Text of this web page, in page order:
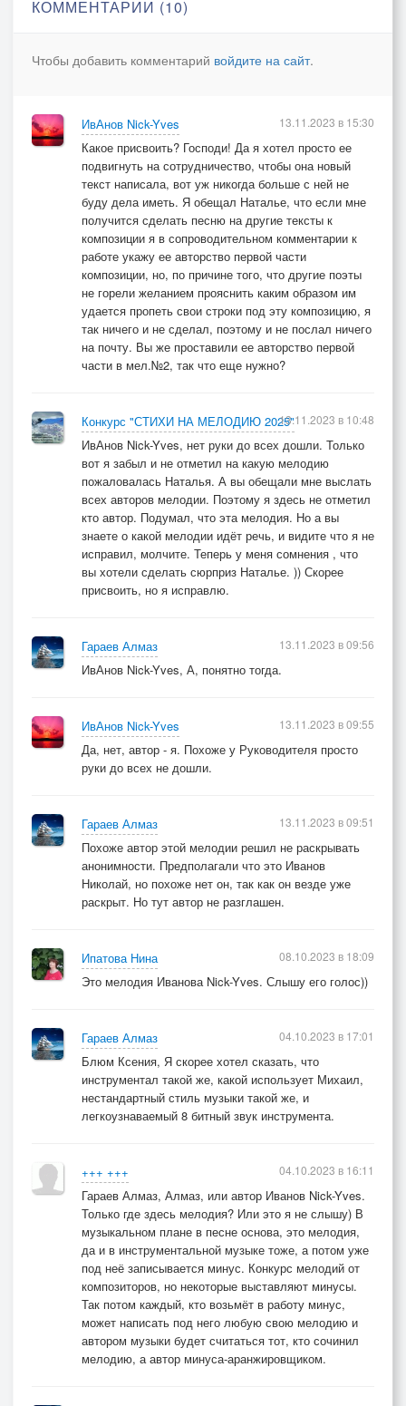
КОММЕНТАРИИ (10)
Чтобы добавить комментарий войдите на сайт.
ИвАнов Nick-Yves
Какое присвоить? Господи! Да я хотел просто ее
подвигнуть на сотрудничество, чтобы она новый
текст написала, вот уж никогда больше с ней не
буду дела иметь. Я обещал Наталье, что если мне
получится сделать песню на другие тексты к
композиции я в сопроводительном комментарии к
работе укажу ее авторство первой части
композиции, но, по причине того, что другие поэты
не горели желанием прояснить каким образом им
удается пропеть свои строки под эту композицию, я
так ничего и не сделал, поэтому и не послал ничего
на почту. Вы же проставили ее авторство первой
части в мел.№2, так что еще нужно?
13.11.2023 в 15:30
Конкурс "СТИХИ НА МЕЛОДИЮ 2025"
ИвАнов Nick-Yves, нет руки до всех дошли. Только
вот я забыл и не отметил на какую мелодию
пожаловалась Наталья. А вы обещали мне выслать
всех авторов мелодии. Поэтому я здесь не отметил
кто автор. Подумал, что эта мелодия. Но а вы
знаете о какой мелодии идёт речь, и видите что я не
исправил, молчите. Теперь у меня сомнения , что
вы хотели сделать сюрприз Наталье. )) Скорее
присвоить, но я исправлю.
13.11.2023 в 10:48
Гараев Алмаз
ИвАнов Nick-Yves, А, понятно тогда.
13.11.2023 в 09:56
ИвАнов Nick-Yves
Да, нет, автор - я. Похоже у Руководителя просто
руки до всех не дошли.
13.11.2023 в 09:55
Гараев Алмаз
Похоже автор этой мелодии решил не раскрывать
анонимности. Предполагали что это Иванов
Николай, но похоже нет он, так как он везде уже
раскрыт. Но тут автор не разглашен.
13.11.2023 в 09:51
Ипатова Нина
Это мелодия Иванова Nick-Yves. Слышу его голос))
08.10.2023 в 18:09
Гараев Алмаз
Блюм Ксения, Я скорее хотел сказать, что
инструментал такой же, какой использует Михаил,
нестандартный стиль музыки такой же, и
легкоузнаваемый 8 битный звук инструмента.
04.10.2023 в 17:01
+++ +++
Гараев Алмаз, Алмаз, или автор Иванов Nick-Yves.
Только где здесь мелодия? Или это я не слышу) В
музыкальном плане в песне основа, это мелодия,
да и в инструментальной музыке тоже, а потом уже
под неё записывается минус. Конкурс мелодий от
композиторов, но некоторые выставляют минусы.
Так потом каждый, кто возьмёт в работу минус,
может написать под него любую свою мелодию и
автором музыки будет считаться тот, кто сочинил
мелодию, а автор минуса-аранжировщиком.
04.10.2023 в 16:11